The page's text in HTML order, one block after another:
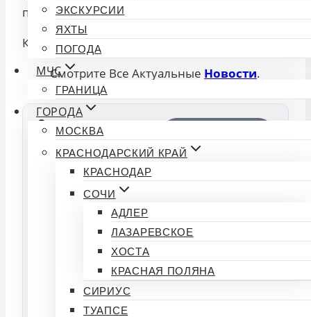
ЭКСКУРСИИ
ЯХТЫ
ПОГОДА
МЧС
ГРАНИЦА
ГОРОДА
МОСКВА
КРАСНОДАРСКИЙ КРАЙ
КРАСНОДАР
СОЧИ
АДЛЕР
ЛАЗАРЕВСКОЕ
ХОСТА
КРАСНАЯ ПОЛЯНА
СИРИУС
ТУАПСЕ
планировал лететь в Москву.
​Краснодар — Рамблер/новостиRead More
Смотрите Все Актуальные Новости.
🔍 Фактчекинг
новости
Нейтральная
Индекс доверия 50%
ПОДТВЕРЖДАЮ
ФАКТ
Источники: